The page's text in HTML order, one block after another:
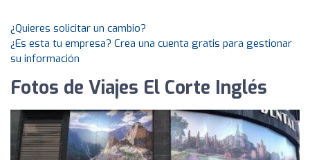
¿Quieres solicitar un cambio?
¿Es esta tu empresa? Crea una cuenta gratis para gestionar
su información
Fotos de Viajes El Corte Inglés